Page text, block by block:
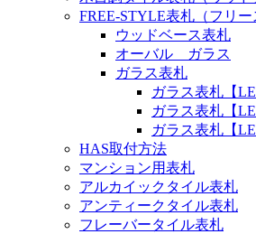
FREE-STYLE表札（フリー
ウッドベース表札
オーバル ガラス
ガラス表札
ガラス表札【
ガラス表札【
ガラス表札【
HAS取付方法
マンション用表札
アルカイックタイル表札
アンティークタイル表札
フレーバータイル表札